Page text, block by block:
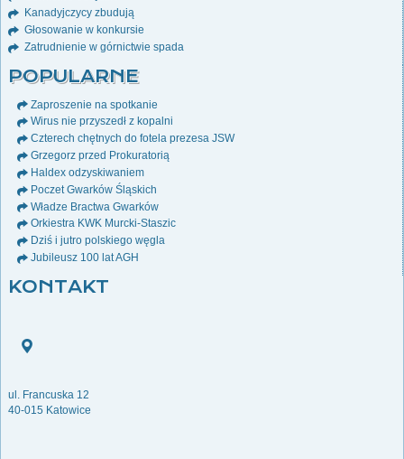
Kanadyjczycy zbudują
Głosowanie w konkursie
Zatrudnienie w górnictwie spada
POPULARNE
Zaproszenie na spotkanie
Wirus nie przyszedł z kopalni
Czterech chętnych do fotela prezesa JSW
Grzegorz przed Prokuratorią
Haldex odzyskiwaniem
Poczet Gwarków Śląskich
Władze Bractwa Gwarków
Orkiestra KWK Murcki-Staszic
Dziś i jutro polskiego węgla
Jubileusz 100 lat AGH
KONTAKT
ul. Francuska 12
40-015 Katowice